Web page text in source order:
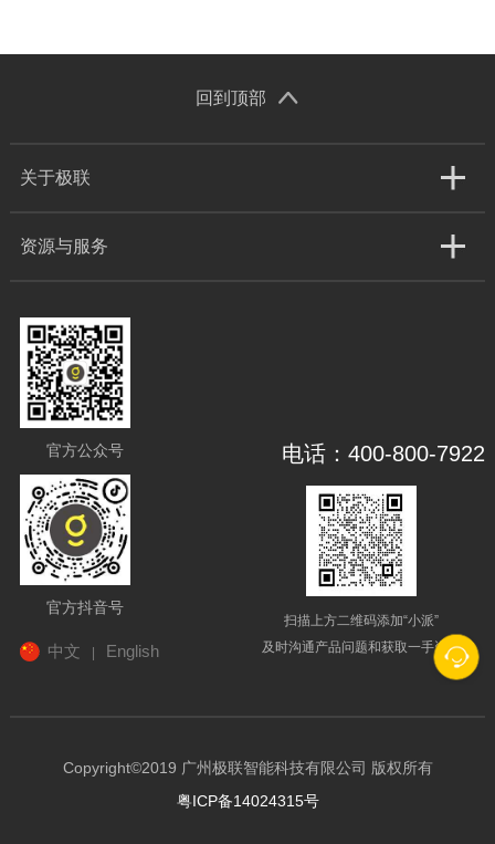
回到顶部
关于极联
资源与服务
官方公众号
官方抖音号
中文 English
电话：400-800-7922
扫描上方二维码添加“小派”
及时沟通产品问题和获取一手资讯
Copyright©2019 广州极联智能科技有限公司 版权所有
粤ICP备14024315号